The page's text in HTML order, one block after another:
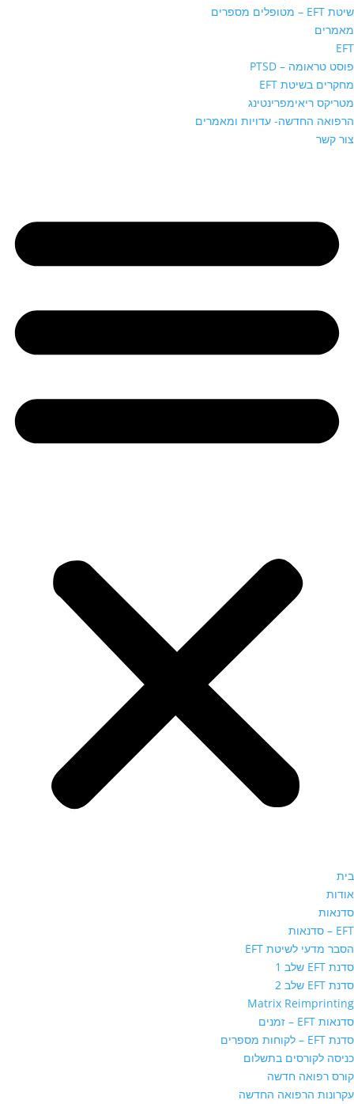
שיטת EFT – מטופלים מספרים
מאמרים
EFT
פוסט טראומה – PTSD
מחקרים בשיטת EFT
מטריקס ריאימפרינטינג
הרפואה החדשה- עדויות ומאמרים
צור קשר
בית
אודות
סדנאות
EFT – סדנאות
הסבר מדעי לשיטת EFT
סדנת EFT שלב 1
סדנת EFT שלב 2
Matrix Reimprinting
סדנאות EFT – זמנים
סדנת EFT – לקוחות מספרים
כניסה לקורסים בתשלום
קורס רפואה חדשה
עקרונות הרפואה החדשה